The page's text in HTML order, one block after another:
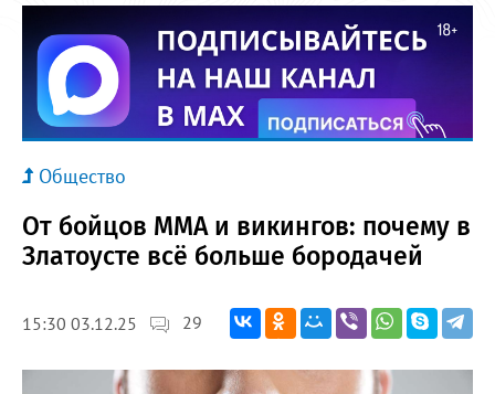
Общество
От бойцов ММА и викингов: почему в
Златоусте всё больше бородачей
15:30 03.12.25 29